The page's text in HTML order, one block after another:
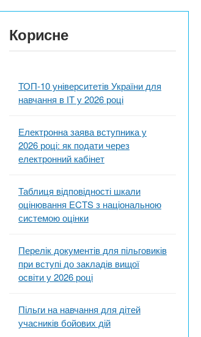
Корисне
ТОП-10 університетів України для
навчання в ІТ у 2026 році
Електронна заява вступника у
2026 році: як подати через
електронний кабінет
Таблиця відповідності шкали
оцінювання ECTS з національною
системою оцінки
Перелік документів для пільговиків
при вступі до закладів вищої
освіти у 2026 році
Пільги на навчання для дітей
учасників бойових дій